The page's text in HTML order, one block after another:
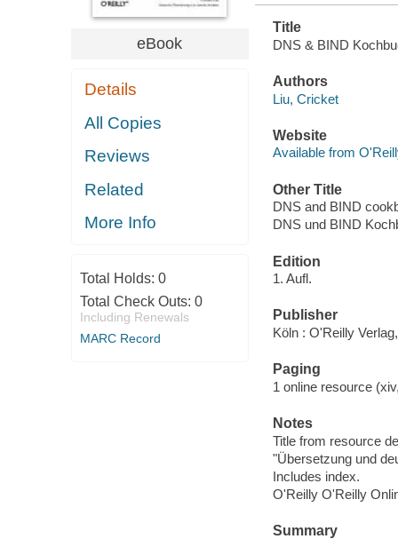
eBook
Details
All Copies
Reviews
Related
More Info
Total Holds: 0
Total Check Outs: 0
Including Renewals
MARC Record
Title
DNS & BIND
Authors
Liu, Cricket
Website
Available from
Other Title
DNS and BIND
DNS und BIND
Edition
1. Aufl.
Publisher
Köln : O'Reilly
Paging
1 online resource
Notes
Title from resource
"Übersetzung und
Includes index.
O'Reilly O'Reilly
Summary